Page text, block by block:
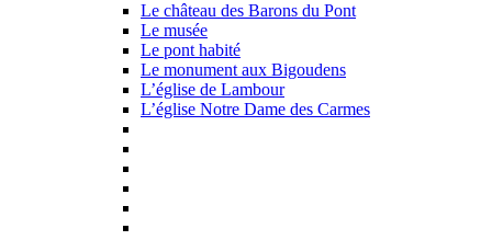
Le château des Barons du Pont
Le musée
Le pont habité
Le monument aux Bigoudens
L’église de Lambour
L’église Notre Dame des Carmes